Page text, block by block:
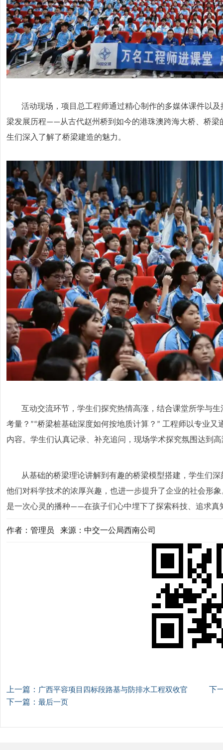
活动现场，项目总工程师通过精心制作的多媒体课件以
梁发展历程——从古代赵州桥到如今的港珠澳跨海大桥、桥梁
生们深入了解了桥梁建造的魅力。
互动交流环节，学生们探究热情高涨，结合课堂所学与生
考量？ ”“桥梁桩基础深度如何按地质计算？ ” 工程师以专业又
内容。学生们认真记录、补充追问，现场学术探究氛围达到
从基础的桥梁理论讲解到有趣的桥梁模型搭建，学生们
他们对科学技术的浓厚兴趣，也进一步提升了企业的社会形象
是一次心灵的播种——在孩子们心中埋下了探索科技、追求真
作者：管理员 来源：中交一公局西南公司
上一篇： 广西平容项目四标段路基与防排水工程双收官
下
下一篇： 最后一页